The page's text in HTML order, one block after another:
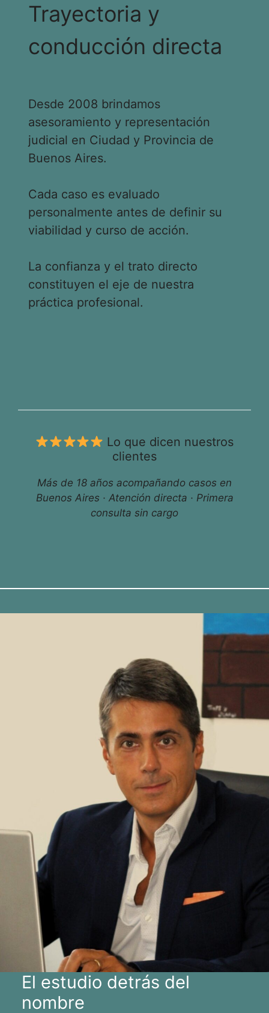
Trayectoria y
conducción directa
Desde 2008 brindamos
asesoramiento y representación
judicial en Ciudad y Provincia de
Buenos Aires.
Cada caso es evaluado
personalmente antes de definir su
viabilidad y curso de acción.
La confianza y el trato directo
constituyen el eje de nuestra
práctica profesional.
Lo que dicen nuestros
clientes
Más de 18 años acompañando casos en
Buenos Aires · Atención directa · Primera
consulta sin cargo
El estudio detrás del
nombre